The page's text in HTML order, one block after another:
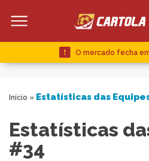
O mercado fecha
Início » Estatísticas das
Estatísticas
#34